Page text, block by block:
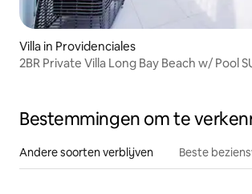
Villa in Providenciales
2BR Private Villa Long Bay Beach w/ Pool
Bestemmingen om te
Andere soorten verblijven Beste